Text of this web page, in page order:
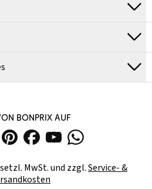
BONPRIX AUF
MwSt. und zzgl.Service- &